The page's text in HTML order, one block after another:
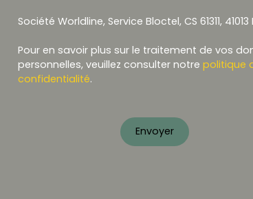
Société Worldline, Service Bloctel, CS 61311, 41013
Pour en savoir plus sur le traitement de vos
personnelles, veuillez consulter notre politique
confidentialité.
Envoyer